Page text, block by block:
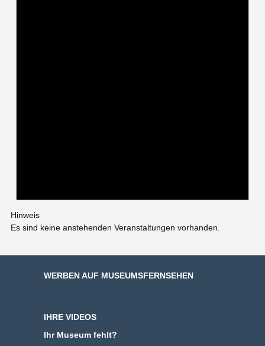
Hinweis
Es sind keine anstehenden Veranstaltungen vorhanden.
WERBEN AUF MUSEUMSFERNSEHEN
IHRE VIDEOS
Ihr Museum fehlt?